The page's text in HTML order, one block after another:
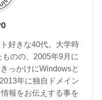
好きな40代。大学時
のの、2005年9月に
っかけにWindowsと
年に独自ドメイン
報をお伝えする事を